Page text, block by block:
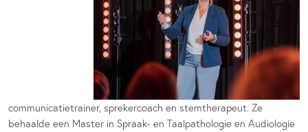
communicatietrainer, sprekercoach en stemtherapeut. Ze
behaalde een Master in Spraak- en Taalpathologie en Audiologie